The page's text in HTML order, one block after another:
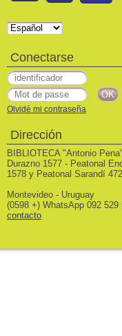
Conectarse
Olvidé mi contraseña
Dirección
BIBLIOTECA "Antonio Pena"
Durazno 1577 - Peatonal
1578 y Peatonal Sarandí 472
Montevideo - Uruguay
(0598 +) WhatsApp 092 529
contacto